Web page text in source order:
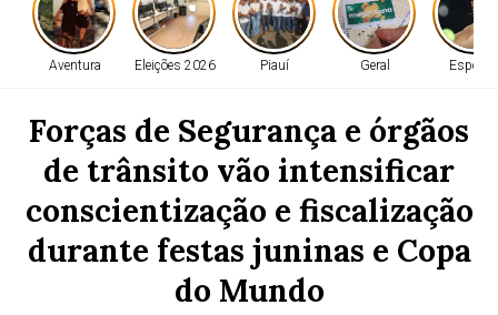
Aventura Eleições 2026 Piauí Geral
Forças de Segurança e órgãos
de trânsito vão intensificar
conscientização e fiscalização
durante festas juninas e Copa
do Mundo